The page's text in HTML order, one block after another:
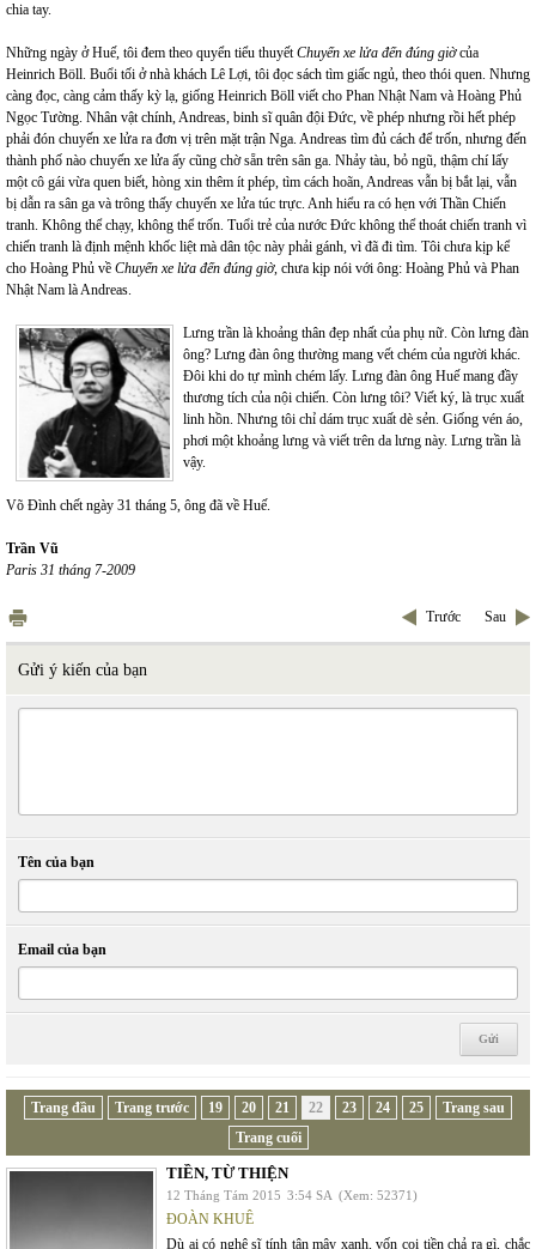
chia tay.
Những ngày ở Huế, tôi đem theo quyển tiểu thuyếtChuyến xe lửa đến đúng giờcủa
Heinrich Böll. Buổi tối ở nhà khách Lê Lợi, tôi đọc sách tìm giấc ngủ, theo thói quen. Nhưng
càng đọc, càng cảm thấy kỳ lạ, giống Heinrich Böll viết cho Phan Nhật Nam và Hoàng Phủ
Ngọc Tường. Nhân vật chính, Andreas, binh sĩ quân đội Đức, về phép nhưng rồi hết phép
phải đón chuyến xe lửa ra đơn vị trên mặt trận Nga. Andreas tìm đủ cách để trốn, nhưng đến
thành phố nào chuyến xe lửa ấy cũng chờ sẵn trên sân ga. Nhảy tàu, bỏ ngũ, thậm chí lấy
một cô gái vừa quen biết, hòng xin thêm ít phép, tìm cách hoãn, Andreas vẫn bị bắt lại, vẫn
bị dẫn ra sân ga và trông thấy chuyến xe lửa túc trực. Anh hiểu ra có hẹn với Thần Chiến
tranh. Không thể chạy, không thể trốn. Tuổi trẻ của nước Đức không thể thoát chiến tranh vì
chiến tranh là định mệnh khốc liệt mà dân tộc này phải gánh, vì đã đi tìm. Tôi chưa kịp kể
cho Hoàng Phủ về Chuyến xe lửa đến đúng giờ, chưa kịp nói với ông: Hoàng Phủ và Phan
Nhật Nam là Andreas.
Lưng trần là khoảng thân đẹp nhất của phụ nữ. Còn lưng đàn
ông? Lưng đàn ông thường mang vết chém của người khác.
Đôi khi do tự mình chém lấy. Lưng đàn ông Huế mang đầy
thương tích của nội chiến. Còn lưng tôi? Viết ký, là trục xuất
linh hồn. Nhưng tôi chỉ dám trục xuất dè sẻn. Giống vén áo,
phơi một khoảng lưng và viết trên da lưng này. Lưng trần là
vậy.
Võ Đình chết ngày 31 tháng 5, ông đã về Huế.
Trần Vũ
Paris 31 tháng 7-2009
Trước Sau
Gửi ý kiến của bạn
Tên của bạn
Email của bạn
Trang đầu Trang trước 19 20 21 22 23 24 25
Trang sau
Trang cuối
TIỀN, TỪ THIỆN
12 Tháng Tám 2015 3:54 SA (Xem: 52371)
ĐOÀN KHUÊ
Dù ai có nghệ sĩ tính tận mây xanh, vốn coi tiền chả ra gì, chắc